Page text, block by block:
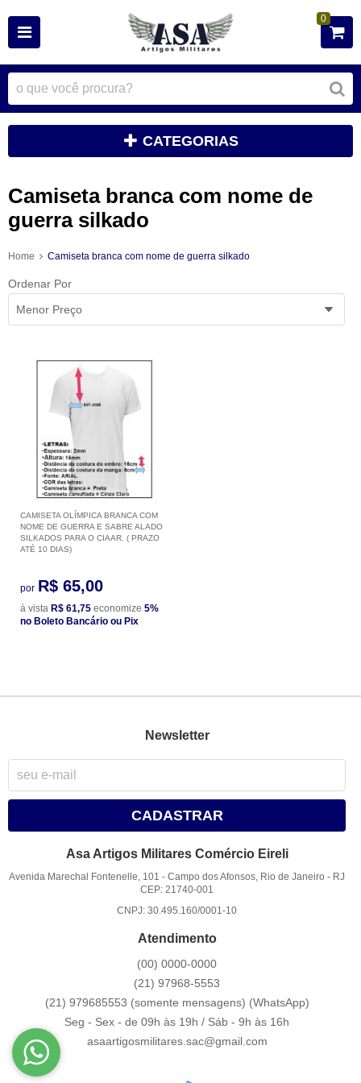
0
CATEGORIAS
Camiseta branca com nome de
guerra silkado
Home Camiseta branca com nome de guerra silkado
Ordenar Por
Menor Preço
CAMISETA OLÍMPICA BRANCA COM
NOME DE GUERRA E SABRE ALADO
SILKADOS PARA O CIAAR. ( PRAZO
ATÉ 10 DIAS)
por R$ 65,00
à vista R$ 61,75 economize 5%
no Boleto Bancário ou Pix
Newsletter
CADASTRAR
Asa Artigos Militares Comércio Eireli
Avenida Marechal Fontenelle, 101 -Campo dos Afonsos, Rio de Janeiro - RJ
CEP: 21740-001
CNPJ: 30.495.160/0001-10
Atendimento
(00) 0000-0000
(21) 97968-5553
(21) 979685553 (somente mensagens) (WhatsApp)
Seg - Sex - de 09h às 19h / Sáb - 9h às 16h
asaartigosmilitares.sac@gmail.com